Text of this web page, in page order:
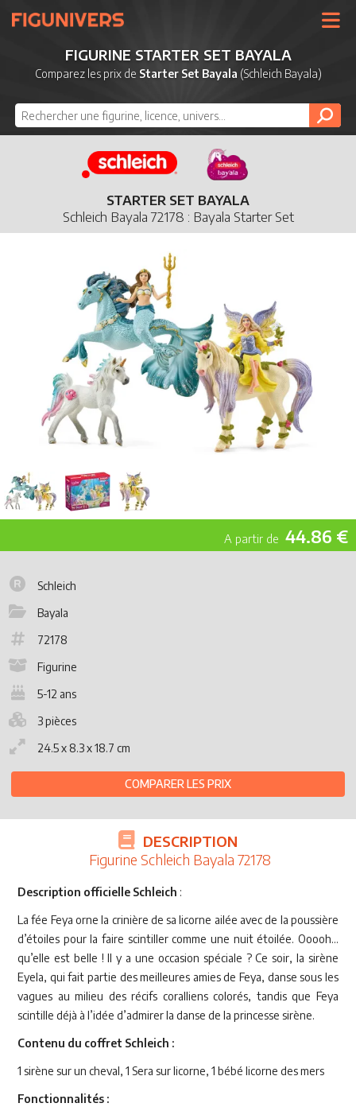
UNIVERS
LICENCES
NOUVEAUTÉS
DERNIERS AJOUTS
FIGURINE STARTER SET BAYALA
Comparez les prix de Starter Set Bayala (Schleich Bayala)
STARTER SET BAYALA
Schleich Bayala 72178 : Bayala Starter Set
44.86 €
Schleich
Bayala
72178
Figurine
5-12 ans
3 pièces
24.5 x 8.3 x 18.7 cm
COMPARER LES PRIX
DESCRIPTION
Figurine Schleich Bayala 72178
Description officielle Schleich :
La fée Feya orne la crinière de sa licorne ailée avec de la poussière
d’étoiles pour la faire scintiller comme une nuit étoilée. Ooooh...
qu’elle est belle ! Il y a une occasion spéciale ? Ce soir, la sirène
Eyela, qui fait partie des meilleures amies de Feya, danse sous les
vagues au milieu des récifs coralliens colorés, tandis que Feya
scintille déjà à l’idée d’admirer la danse de la princesse sirène.
Contenu du coffret Schleich :
1 sirène sur un cheval, 1 Sera sur licorne, 1 bébé licorne des mers
Fonctionnalités :